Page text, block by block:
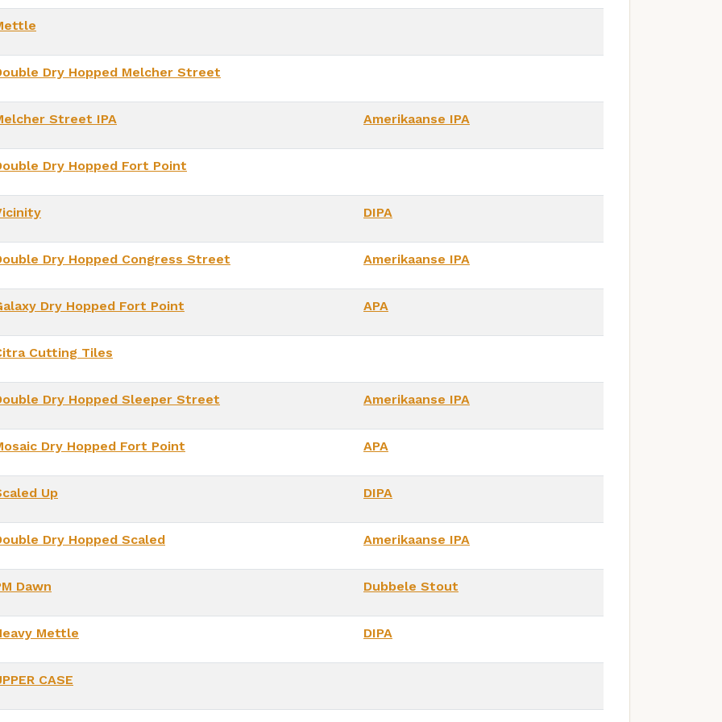
Dry Hopped Melcher Street
Street IPA Amerikaanse IPA
Dry Hopped Fort Point
DIPA
Dry Hopped Congress Street Amerikaanse IPA
Dry Hopped Fort Point APA
Cutting Tiles
Dry Hopped Sleeper Street Amerikaanse IPA
Dry Hopped Fort Point APA
Up DIPA
Dry Hopped Scaled Amerikaanse IPA
Dawn Dubbele Stout
Mettle DIPA
CASE